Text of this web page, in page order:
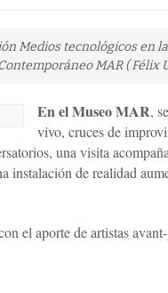
Medios tecnológicos en
MAR ( Félix
En el Museo MAR,
vivo, cruces de
una visita
instalación de realidad
el aporte de artistas